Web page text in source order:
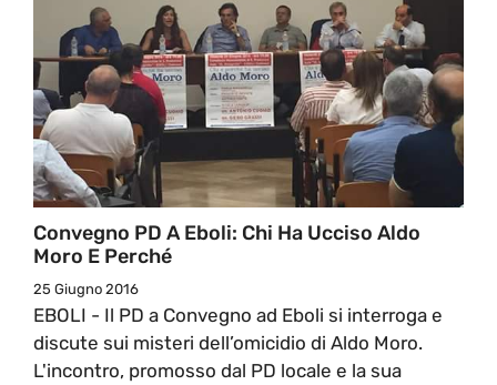
Convegno PD A Eboli: Chi Ha Ucciso Aldo
Moro E Perché
25 Giugno 2016
EBOLI - Il PD a Convegno ad Eboli si interroga e
discute sui misteri dell’omicidio di Aldo Moro.
L'incontro, promosso dal PD locale e la sua